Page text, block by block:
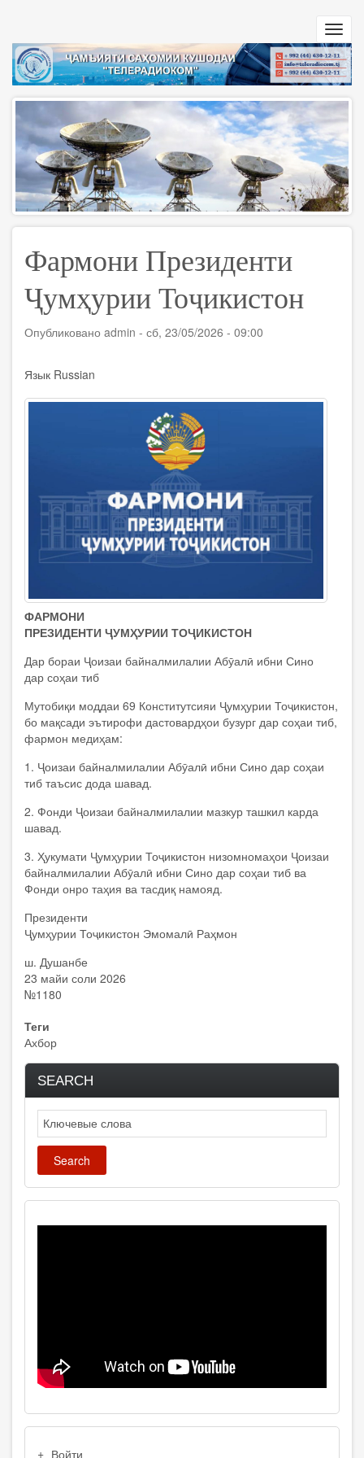
основному
содержанию
Фармони Президенти
Ҷумҳурии Тоҷикистон
Опубликовано admin - сб, 23/05/2026 - 09:00
Язык Russian
ФАРМОНИ
ПРЕЗИДЕНТИ ҶУМҲУРИИ ТОҶИКИСТОН
Дар бораи Ҷоизаи байналмилалии Абӯалӣ ибни Сино
дар соҳаи тиб
Мутобиқи моддаи 69 Конститутсияи Ҷумҳурии Тоҷикистон,
бо мақсади эътирофи дастовардҳои бузург дар соҳаи тиб,
фармон медиҳам:
1. Ҷоизаи байналмилалии Абӯалӣ ибни Сино дар соҳаи
тиб таъсис дода шавад.
2. Фонди Ҷоизаи байналмилалии мазкур ташкил карда
шавад.
3. Ҳукумати Ҷумҳурии Тоҷикистон низомномаҳои Ҷоизаи
байналмилалии Абӯалӣ ибни Сино дар соҳаи тиб ва
Фонди онро таҳия ва тасдиқ намояд.
Президенти
Ҷумҳурии Тоҷикистон Эмомалӣ Раҳмон
ш. Душанбе
23 майи соли 2026
№1180
Теги
Ахбор
SEARCH
Search
Войти